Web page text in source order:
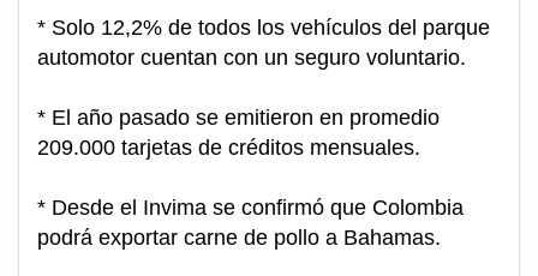
* Solo 12,2% de todos los vehículos del parque
automotor cuentan con un seguro voluntario.
* El año pasado se emitieron en promedio
209.000 tarjetas de créditos mensuales.
* Desde el Invima se confirmó que Colombia
podrá exportar carne de pollo a Bahamas.